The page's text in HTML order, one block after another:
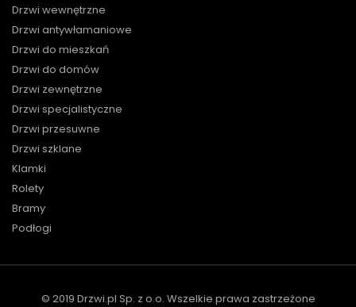
Drzwi wewnętrzne
Drzwi antywłamaniowe
Drzwi do mieszkań
Drzwi do domów
Drzwi zewnętrzne
Drzwi specjalistyczne
Drzwi przesuwne
Drzwi szklane
Klamki
Rolety
Bramy
Podłogi
© 2019 Drzwi.pl Sp. z o.o. Wszelkie prawa zastrzeżone